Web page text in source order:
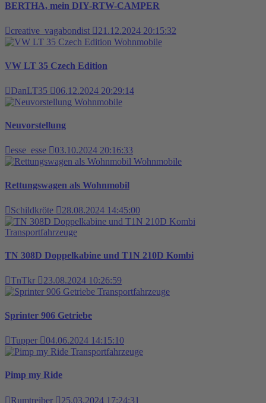
BERTHA, mein DIY-RTW-CAMPER
creative_vagabondist
21.12.2024 20:15:32
Wohnmobile
VW LT 35 Czech Edition
DanLT35
06.12.2024 20:29:14
Wohnmobile
Neuvorstellung
esse_esse
03.10.2024 20:16:33
Wohnmobile
Rettungswagen als Wohnmobil
Schildkröte 28.08.2024 14:45:00
Transportfahrzeuge
TN 308D Doppelkabine und T1N 210D Kombi
TnTkr
23.08.2024 10:26:59
Transportfahrzeuge
Sprinter 906 Getriebe
Tupper
04.06.2024 14:15:10
Transportfahrzeuge
Pimp my Ride
Rumtreiber
25.03.2024 17:24:31